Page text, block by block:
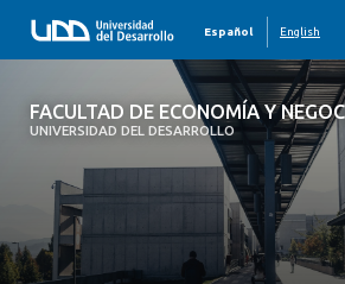
FACULTAD DE ECONOMÍA Y
UNIVERSIDAD DEL DESARROLLO
Español English
FACULTAD DE ECONOMÍA Y
QUIÉNES SOMOS
PREGRADO